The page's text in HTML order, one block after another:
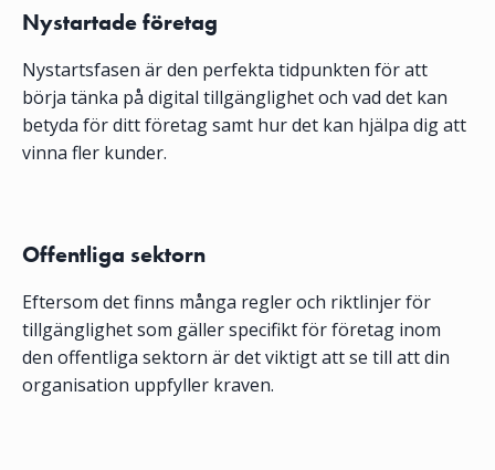
Nystartade företag
Nystartsfasen är den perfekta tidpunkten för att
börja tänka på digital tillgänglighet och vad det kan
betyda för ditt företag samt hur det kan hjälpa dig att
vinna fler kunder.
Offentliga sektorn
Eftersom det finns många regler och riktlinjer för
tillgänglighet som gäller specifikt för företag inom
den offentliga sektorn är det viktigt att se till att din
organisation uppfyller kraven.